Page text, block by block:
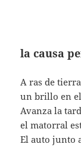
la causa
A ras de
un brillo en
Avanza la
el matorral
El auto junto